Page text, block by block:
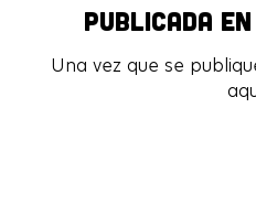
publicada
Una vez que se
publicada
Una vez que se